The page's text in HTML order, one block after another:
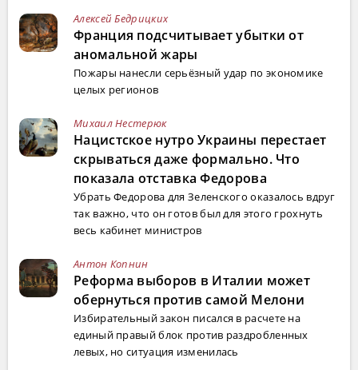
Алексей Бедрицких
Франция подсчитывает убытки от
аномальной жары
Пожары нанесли серьёзный удар по экономике
целых регионов
Михаил Нестерюк
Нацистское нутро Украины перестает
скрываться даже формально. Что
показала отставка Федорова
Убрать Федорова для Зеленского оказалось вдруг
так важно, что он готов был для этого грохнуть
весь кабинет министров
Антон Копнин
Реформа выборов в Италии может
обернуться против самой Мелони
Избирательный закон писался в расчете на
единый правый блок против раздробленных
левых, но ситуация изменилась